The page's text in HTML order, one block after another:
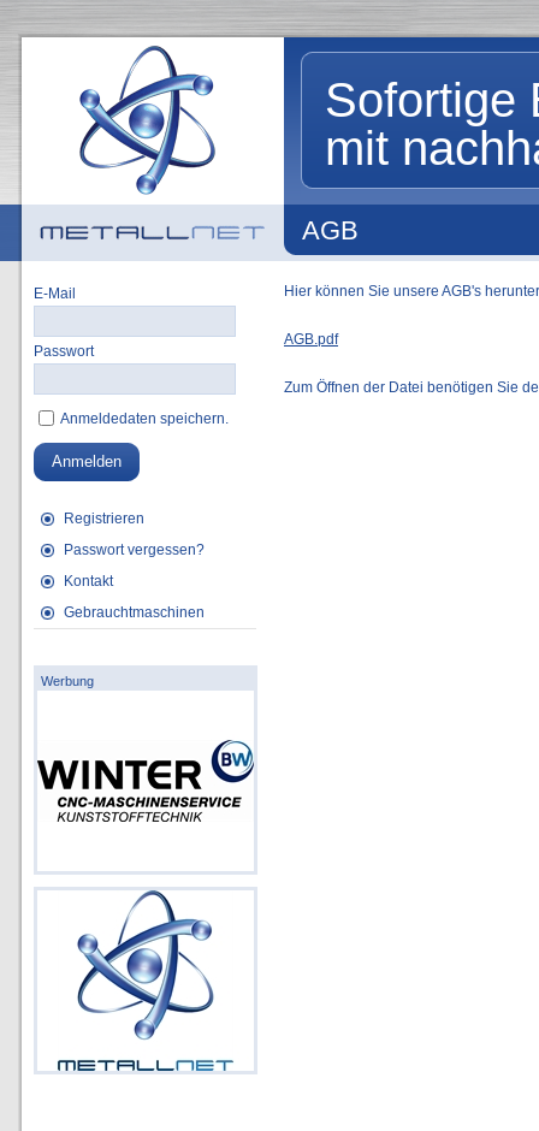
Sofortige
mit
AGB
E-Mail
Passwort
Anmeldedaten speichern.
Anmelden
Registrieren
Passwort vergessen?
Kontakt
Gebrauchtmaschinen
Werbung
Hier können Sie unsere AGB's
AGB.pdf
Zum Öffnen der Datei benötigen Sie